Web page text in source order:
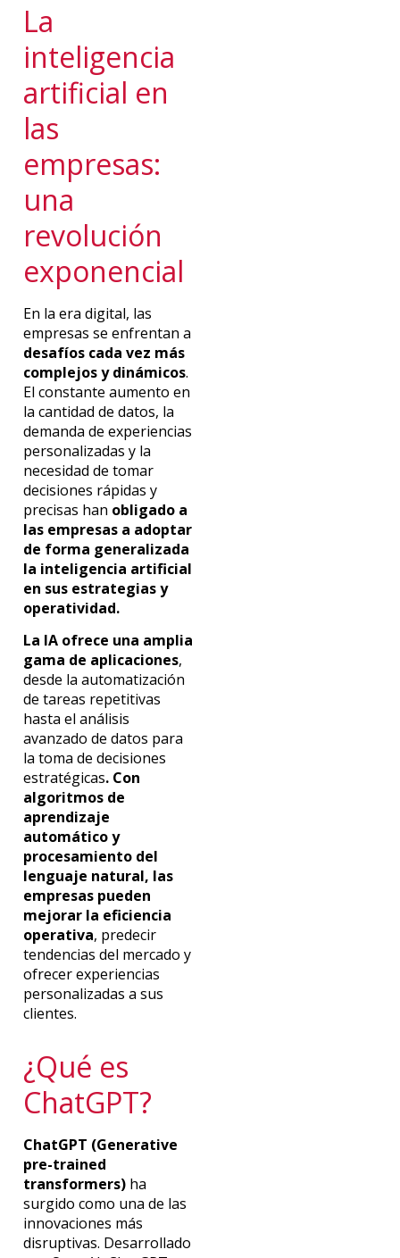
La
inteligencia
artificial en
las
empresas:
una
revolución
exponencial
En la era digital, las
empresas se enfrentan a
desafíos cada vez más
complejos y dinámicos.
El constante aumento en
la cantidad de datos, la
demanda de experiencias
personalizadas y la
necesidad de tomar
decisiones rápidas y
precisas han obligado a
las empresas a adoptar
de forma generalizada
la inteligencia artificial
en sus estrategias y
operatividad.
La IA ofrece una amplia
gama de aplicaciones,
desde la automatización
de tareas repetitivas
hasta el análisis
avanzado de datos para
la toma de decisiones
estratégicas. Con
algoritmos de
aprendizaje
automático y
procesamiento del
lenguaje natural, las
empresas pueden
mejorar la eficiencia
operativa, predecir
tendencias del mercado y
ofrecer experiencias
personalizadas a sus
clientes.
¿Qué es
ChatGPT?
ChatGPT (Generative
pre-trained
transformers) ha
surgido como una de las
innovaciones más
disruptivas. Desarrollado